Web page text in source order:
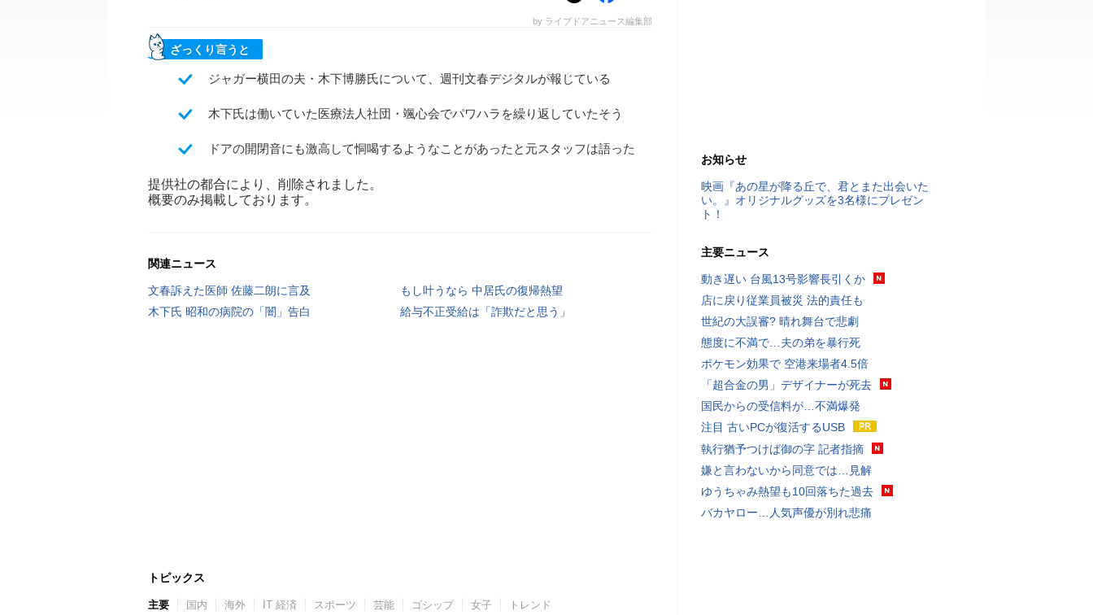
by ライブドアニュース編集部
ざっくり言うと
ジャガー横田の夫・木下博勝氏について、週刊文春デジタルが報じている
木下氏は働いていた医療法人社団・颯心会でパワハラを繰り返していたそう
ドアの開閉音にも激高して恫喝するようなことがあったと元スタッフは語った
提供社の都合により、削除されました。
概要のみ掲載しております。
関連ニュース
文春訴えた医師 佐藤二朗に言及
もし叶うなら 中居氏の復帰熱望
木下氏 昭和の病院の「闇」告白
給与不正受給は「詐欺だと思う」
トピックス
主要 国内 海外 IT 経済 スポーツ 芸能 ゴシップ 女子 トレンド
お知らせ
映画『あの星が降る丘で、君とまた出会いた
い。』オリジナルグッズを3名様にプレゼン
ト！
主要ニュース
動き遅い 台風13号影響長引くか
店に戻り従業員被災 法的責任も
世紀の大誤審? 晴れ舞台で悲劇
態度に不満で…夫の弟を暴行死
ポケモン効果で 空港来場者4.5倍
「超合金の男」デザイナーが死去
国民からの受信料が…不満爆発
注目 古いPCが復活するUSB
執行猶予つけば御の字 記者指摘
嫌と言わないから同意では…見解
ゆうちゃみ熱望も10回落ちた過去
バカヤロー…人気声優が別れ悲痛